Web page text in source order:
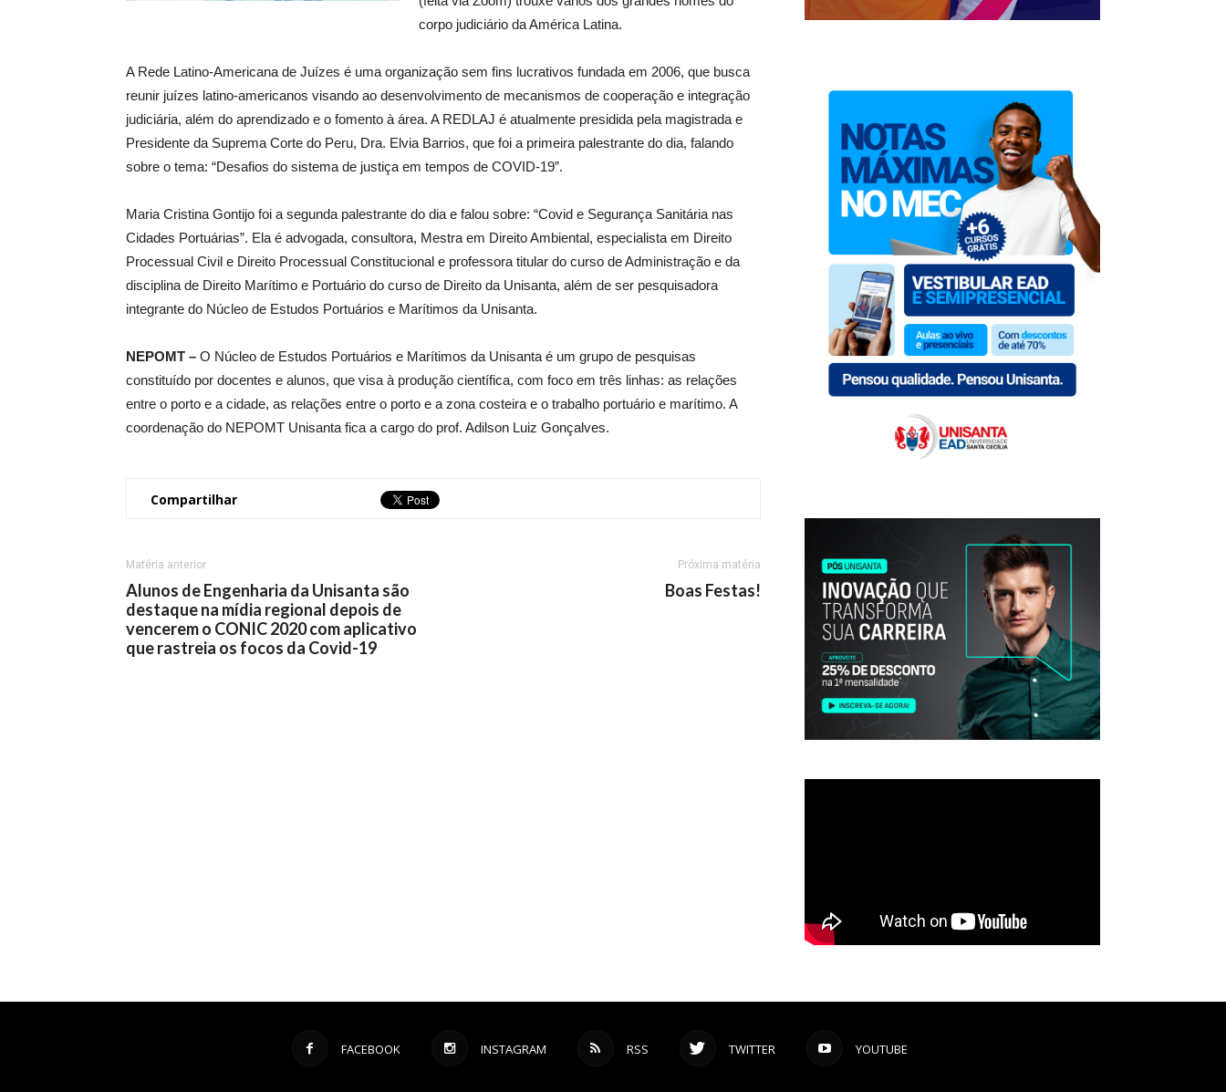
corpo judiciário da América Latina.
A Rede Latino-Americana de Juízes é uma organização sem fins lucrativos fundada em 2006, que busca
reunir juízes latino-americanos visando ao desenvolvimento de mecanismos de cooperação e integração
judiciária, além do aprendizado e o fomento à área. A REDLAJ é atualmente presidida pela magistrada e
Presidente da Suprema Corte do Peru, Dra. Elvia Barrios, que foi a primeira palestrante do dia, falando
sobre o tema: “Desafios do sistema de justiça em tempos de COVID-19”.
Maria Cristina Gontijo foi a segunda palestrante do dia e falou sobre: “Covid e Segurança Sanitária nas
Cidades Portuárias”. Ela é advogada, consultora, Mestra em Direito Ambiental, especialista em Direito
Processual Civil e Direito Processual Constitucional e professora titular do curso de Administração e da
disciplina de Direito Marítimo e Portuário do curso de Direito da Unisanta, além de ser pesquisadora
integrante do Núcleo de Estudos Portuários e Marítimos da Unisanta.
NEPOMT – O Núcleo de Estudos Portuários e Marítimos da Unisanta é um grupo de pesquisas
constituído por docentes e alunos, que visa à produção científica, com foco em três linhas: as relações
entre o porto e a cidade, as relações entre o porto e a zona costeira e o trabalho portuário e marítimo. A
coordenação do NEPOMT Unisanta fica a cargo do prof. Adilson Luiz Gonçalves.
Compartilhar
Matéria anterior
Alunos de Engenharia da Unisanta são
destaque na mídia regional depois de
vencerem o CONIC 2020 com aplicativo
que rastreia os focos da Covid-19
Próxima matéria
Boas Festas!
FACEBOOK INSTAGRAM RSS TWITTER YOUTUBE